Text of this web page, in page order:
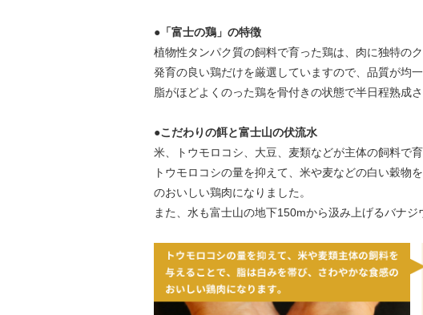
●「富士の鶏」の特徴
植物性タンパク質の飼料で育った鶏は、肉に独特の
発育の良い鶏だけを厳選していますので、品質が均一
脂がほどよくのった鶏を骨付きの状態で半日程熟成
●こだわりの餌と富士山の伏流水
米、トウモロコシ、大豆、麦類などが主体の飼料で育
トウモロコシの量を抑えて、米や麦などの白い穀物
のおいしい鶏肉になりました。
また、水も富士山の地下150mから汲み上げるバナジ